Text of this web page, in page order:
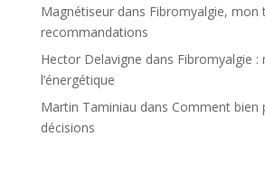
Magnétiseurdans Fibromyalgie, mon
recommandations
Hector Delavigne dans Fibromyalgie :
l’énergétique
Martin Taminiau dans Comment bien
décisions